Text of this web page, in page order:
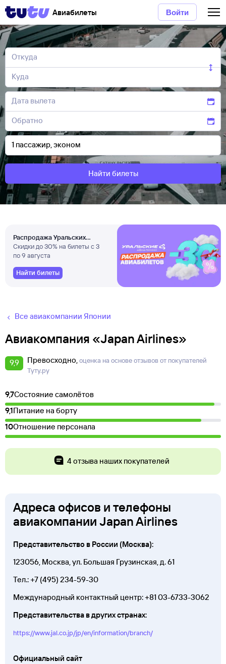
Авиабилеты Войти
Найти билеты
Распродажа Уральских
авиалиний
Скидки до 30% на билеты с 3
по 9 августа
Найти билеты
Все авиакомпании Японии
Авиакомпания «Japan Airlines»
9,9 Превосходно оценка на основе отзывов от покупателей
Туту.ру
9,7Состояние самолётов
9,1Питание на борту
10Отношение персонала
4 отзыва наших покупателей
Адреса офисов и телефоны
авиакомпании Japan Airlines
Представительство в России (Москва):
123056, Москва, ул. Большая Грузинская, д. 61
Тел.:+7 (495) 234-59-30
Международный контактный центр:+81 03-6733-3062
Представительства в других странах:
https://www.jal.co.jp/jp/en/information/branch/
Официальный сайт